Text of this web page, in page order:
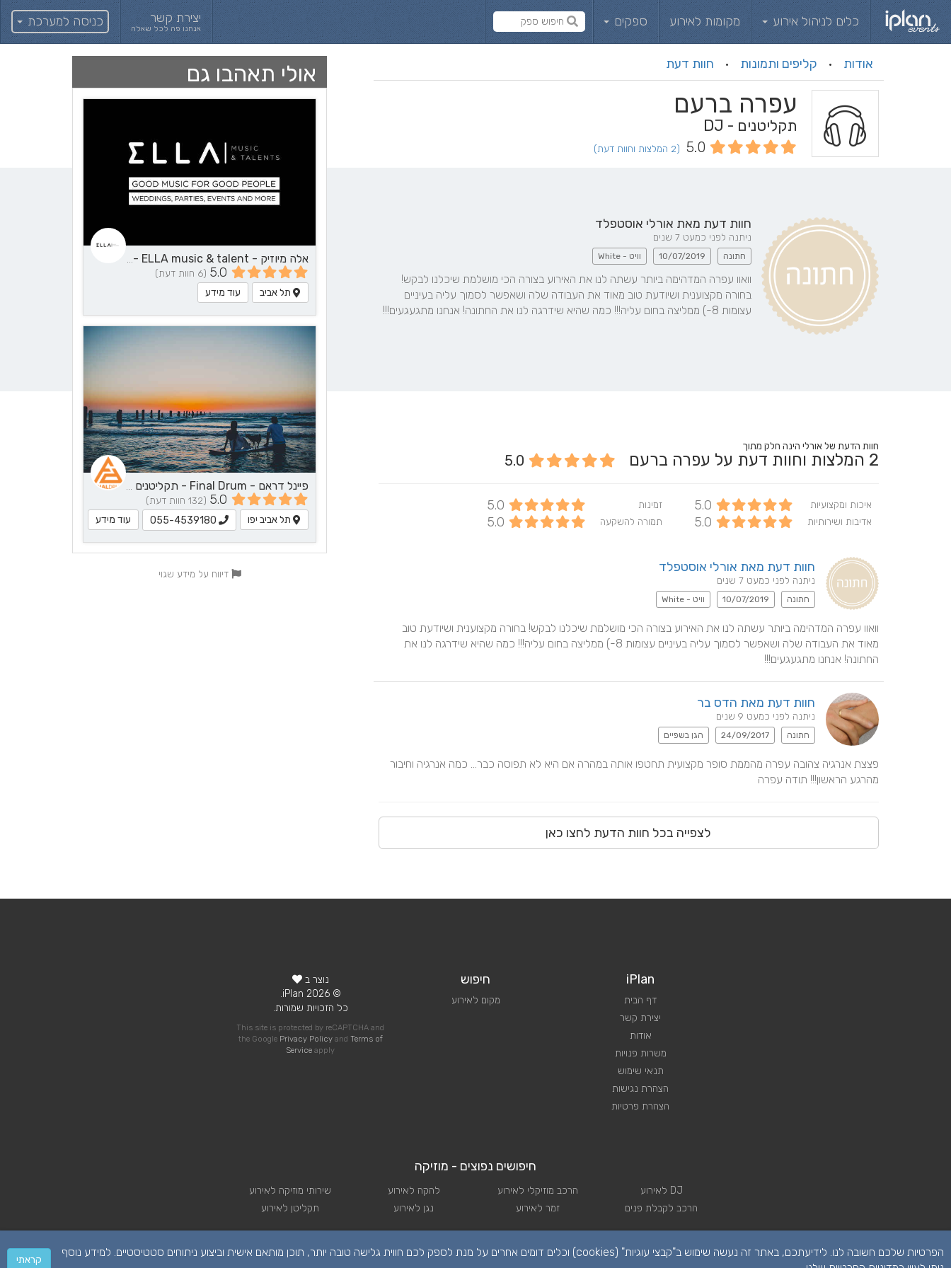
כלים לניהול אירוע מקומות לאירוע ספקים יצירת קשר
אנחנו פה לכל שאלה כניסה למערכת
אודות · קליפים ותמונות · חוות דעת אולי תאהבו גם
אלה מיוזיק - ELLA music & talent - שירותי מוזיקה
5.0 (6 חוות דעת)
תל אביב עוד מידע
פיינל דראם - Final Drum - תקליטנים - DJ, נגן / הרכב מוזיקלי, שירותי מוזיקה
5.0 (132 חוות דעת)
תל אביב יפו 055-4539180 עוד מידע
דיווח על מידע שגוי
עפרה ברעם
תקליטנים - DJ
5.0 (2 המלצות וחוות דעת)
חוות דעת מאת אורלי אוסטפלד
ניתנה לפני כמעט 7 שנים
חתונה 10/07/2019 וויט - White
עצומות 8-) ממליצה בחום עליה!!! כמה שהיא שידרגה לנו את החתונה! אנחנו מתגעגעים!!!
חוות הדעת של אורלי הינה חלק מתוך
2 המלצות וחוות דעת על עפרה ברעם 5.0
איכות ומקצועיות 5.0 זמינות 5.0
אדיבות ושירותיות 5.0 תמורה להשקעה 5.0
חוות דעת מאת אורלי אוסטפלד
ניתנה לפני כמעט 7 שנים
חתונה 10/07/2019 וויט - White
החתונה! אנחנו מתגעגעים!!!
חוות דעת מאת הדס בר
ניתנה לפני כמעט 9 שנים
חתונה 24/09/2017 הגן בשפיים
מהרגע הראשון!!! תודה עפרה
לצפייה בכל חוות הדעת לחצו כאן
iPlan
דף הבית
יצירת קשר
אודות
משרות פנויות
תנאי שימוש
הצהרת נגישות
הצהרת פרטיות
חיפוש
מקום לאירוע
נוצר ב
© 2026 iPlan.
כל הזכויות שמורות.
This site is protected by reCAPTCHA and
the Google Privacy Policyand Terms of
Service apply
חיפושים נפוצים - מוזיקה
DJ לאירוע
הרכב לקבלת פנים
הרכב מוזיקלי לאירוע
זמר לאירוע
להקה לאירוע
נגן לאירוע
שירותי מוזיקה לאירוע
תקליטן לאירוע
הפרטיות שלכם חשובה לנו. לידיעתכם, באתר זה נעשה שימוש ב"קבצי עוגיות" (cookies) וכלים דומים אחרים על מנת לספק לכם חווית גלישה טובה יותר, תוכן מותאם אישית וביצוע ניתוחים סטטיסטיים. למידע נוסף
קראתי